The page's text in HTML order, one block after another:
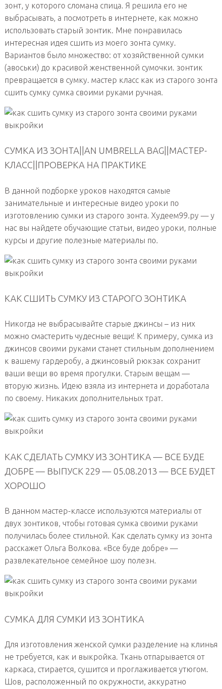
зонт, у которого сломана спица. Я решила его не
выбрасывать, а посмотреть в интернете, как можно
использовать старый зонтик. Мне понравилась
интересная идея сшить из моего зонта сумку.
Вариантов было множество: от хозяйственной сумки
(авоськи) до красивой женственной сумочки. зонтик
превращается в сумку. мастер класс как из старого зонта
сшить сумку сумка своими руками ручная.
СУМКА ИЗ ЗОНТА||AN UMBRELLA BAG||МАСТЕР-
КЛАСС||ПРОВЕРКА НА ПРАКТИКЕ
В данной подборке уроков находятся самые
занимательные и интересные видео уроки по
изготовлению сумки из старого зонта. Худеем99.ру — у
нас вы найдете обучающие статьи, видео уроки, полные
курсы и другие полезные материалы по.
КАК СШИТЬ СУМКУ ИЗ СТАРОГО ЗОНТИКА
Никогда не выбрасывайте старые джинсы – из них
можно смастерить чудесные вещи! К примеру, сумка из
джинсов своими руками станет стильным дополнением
к вашему гардеробу, а джинсовый рюкзак сохранит
ваши вещи во время прогулки. Старым вещам —
вторую жизнь. Идею взяла из интернета и доработала
по своему. Никаких дополнительных трат.
КАК СДЕЛАТЬ СУМКУ ИЗ ЗОНТИКА — ВСЕ БУДЕ
ДОБРЕ — ВЫПУСК 229 — 05.08.2013 — ВСЕ БУДЕТ
ХОРОШО
В данном мастер-классе используются материалы от
двух зонтиков, чтобы готовая сумка своими руками
получилась более стильной. Как сделать сумку из зонта
расскажет Ольга Волкова. «Все буде добре» —
развлекательное семейное шоу полезн.
СУМКА ДЛЯ СУМКИ ИЗ ЗОНТИКА
Для изготовления женской сумки разделение на клинья
не требуется, как и выкройка. Ткань отпарывается от
каркаса, стирается, сушится и проглаживается утюгом.
Шов, расположенный по окружности, аккуратно